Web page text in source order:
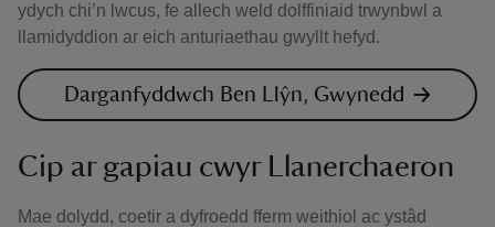
ydych chi’n lwcus, fe allech weld dolffiniaid trwynbwl a
llamidyddion ar eich anturiaethau gwyllt hefyd.
Darganfyddwch Ben Llŷn, Gwynedd
Cip ar gapiau cwyr Llanerchaeron
Mae dolydd, coetir a dyfroedd fferm weithiol ac ystâd